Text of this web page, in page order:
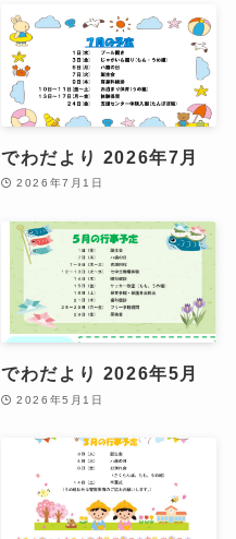
でわだより 2026年7月
2026年7月1日
でわだより 2026年5月
2026年5月1日